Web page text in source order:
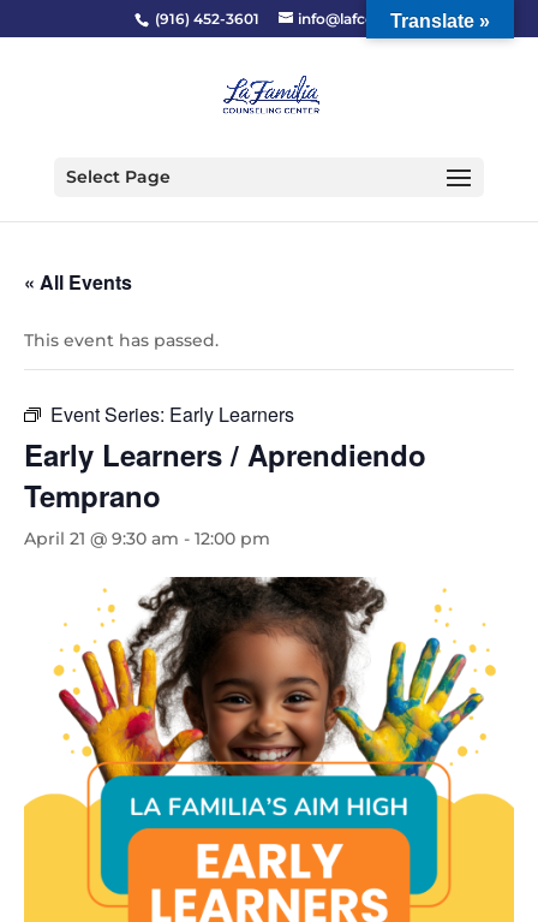
(916) 452-3601 info@lafcc.org
Select Page
« All Events
This event has passed.
Event Series: Early Learners
Early Learners / Aprendiendo
Temprano
April 21 @ 9:30 am - 12:00 pm
Translate »